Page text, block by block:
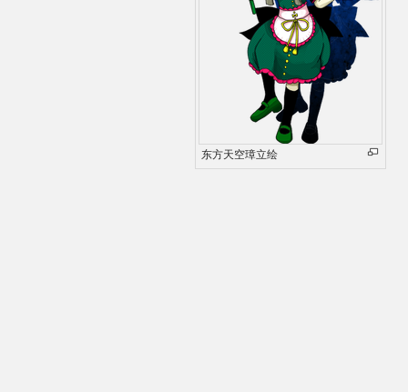
东方天空璋立绘